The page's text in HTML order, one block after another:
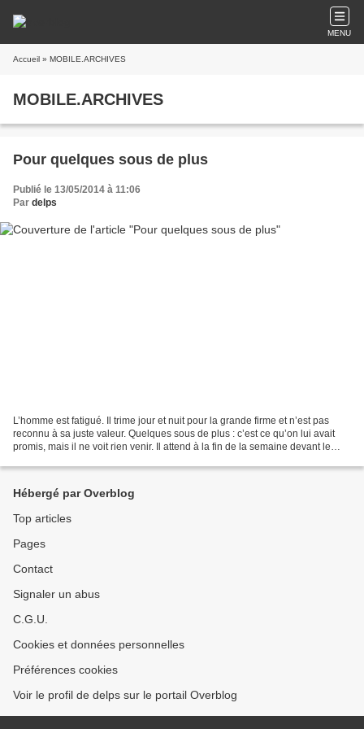
MENU
Accueil » MOBILE.ARCHIVES
MOBILE.ARCHIVES
Pour quelques sous de plus
Publié le 13/05/2014 à 11:06
Par delps
L’homme est fatigué. Il trime jour et nuit pour la grande firme et n’est pas
reconnu à sa juste valeur. Quelques sous de plus : c’est ce qu’on lui avait
promis, mais il ne voit rien venir. Il attend à la fin de la semaine devant le
Hébergé par Overblog
Top articles
Pages
Contact
Signaler un abus
C.G.U.
Cookies et données personnelles
Préférences cookies
Voir le profil de delps sur le portail Overblog